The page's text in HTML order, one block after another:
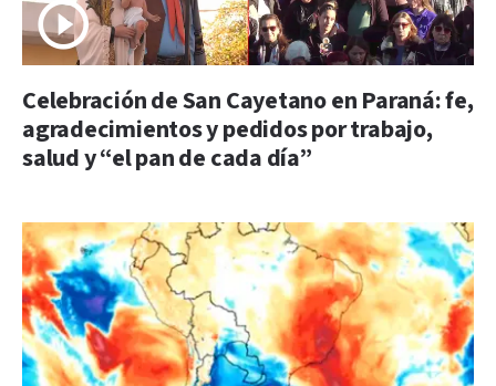
Celebración de San Cayetano en Paraná: fe,
agradecimientos y pedidos por trabajo,
salud y “el pan de cada día”